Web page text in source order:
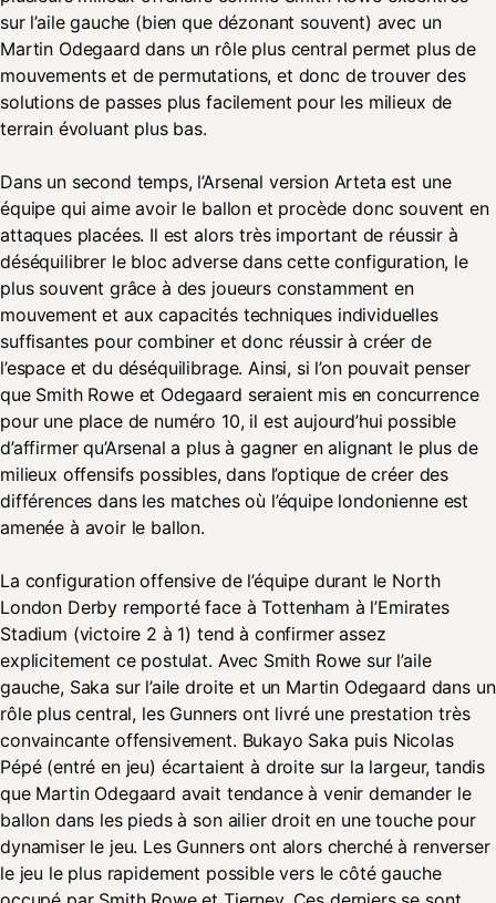
sur l’aile gauche (bien que dézonant souvent) avec un
Martin Odegaard dans un rôle plus central permet plus de
mouvements et de permutations, et donc de trouver des
solutions de passes plus facilement pour les milieux de
terrain évoluant plus bas.
Dans un second temps, l’Arsenal version Arteta est une
équipe qui aime avoir le ballon et procède donc souvent en
attaques placées. Il est alors très important de réussir à
déséquilibrer le bloc adverse dans cette configuration, le
plus souvent grâce à des joueurs constamment en
mouvement et aux capacités techniques individuelles
suffisantes pour combiner et donc réussir à créer de
l’espace et du déséquilibrage. Ainsi, si l’on pouvait penser
que Smith Rowe et Odegaard seraient mis en concurrence
pour une place de numéro 10, il est aujourd’hui possible
d’affirmer qu’Arsenal a plus à gagner en alignant le plus de
milieux offensifs possibles, dans l’optique de créer des
différences dans les matches où l’équipe londonienne est
amenée à avoir le ballon.
La configuration offensive de l’équipe durant le North
London Derby remporté face à Tottenham à l’Emirates
Stadium (victoire 2 à 1) tend à confirmer assez
explicitement ce postulat. Avec Smith Rowe sur l’aile
gauche, Saka sur l’aile droite et un Martin Odegaard dans un
rôle plus central, les Gunners ont livré une prestation très
convaincante offensivement. Bukayo Saka puis Nicolas
Pépé (entré en jeu) écartaient à droite sur la largeur, tandis
que Martin Odegaard avait tendance à venir demander le
ballon dans les pieds à son ailier droit en une touche pour
dynamiser le jeu. Les Gunners ont alors cherché à renverser
le jeu le plus rapidement possible vers le côté gauche